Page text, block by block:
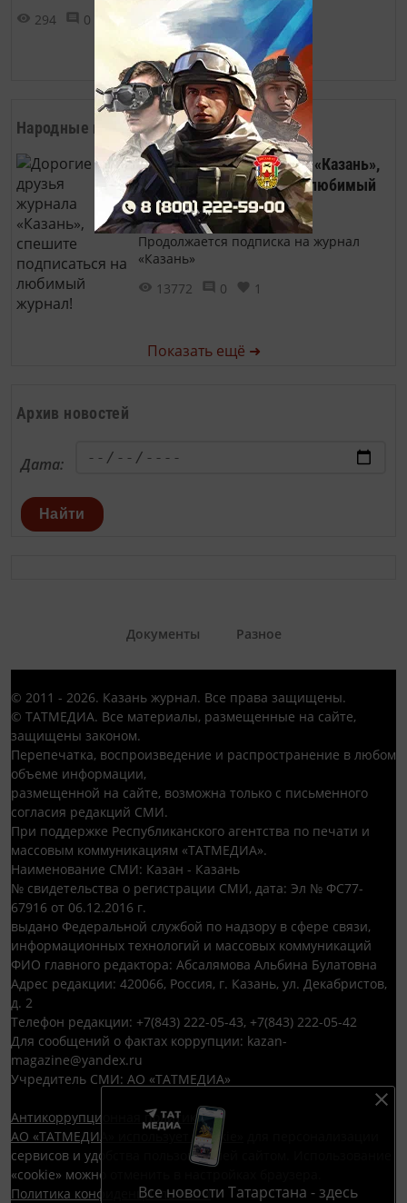
294
0
Показать ещё ➜
Народные новости
Дорогие друзья журнала «Казань»,
спешите подписаться на любимый
журнал!
Продолжается подписка на журнал
«Казань»
13772
0 1
Показать ещё ➜
Архив новостей
Дата:
Найти
Все новости Татарстана - здесь
Документы Разное
© 2011 - 2026. Казань журнал. Все права защищены.
© ТАТМЕДИА. Все материалы, размещенные на сайте,
защищены законом.
Перепечатка, воспроизведение и распространение в любом
объеме информации,
размещенной на сайте, возможна только с письменного
согласия редакций СМИ.
При поддержке Республиканского агентства по печати и
массовым коммуникациям «ТАТМЕДИА».
Наименование СМИ: Казан - Казань
№ свидетельства о регистрации СМИ, дата: Эл № ФС77-
67916 от 06.12.2016 г.
выдано Федеральной службой по надзору в сфере связи,
информационных технологий и массовых коммуникаций
ФИО главного редактора: Абсалямова Альбина Булатовна
Адрес редакции: 420066, Россия, г. Казань, ул. Декабристов,
д. 2
Телефон редакции: +7(843) 222-05-43, +7(843) 222-05-42
Для сообщений о фактах коррупции: kazan-
magazine@yandex.ru
Учредитель СМИ: АО «ТАТМЕДИА»
Антикоррупционная политика
АО «ТАТМЕДИА» использует «cookie»
сервисов и удобства пользователей сайтом. Использование
«cookie» можно отменить в настройках браузера.
Политика конфиденциальности